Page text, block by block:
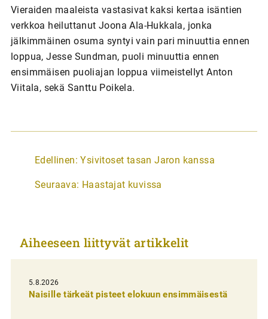
Vieraiden maaleista vastasivat kaksi kertaa isäntien
verkkoa heiluttanut Joona Ala-Hukkala, jonka
jälkimmäinen osuma syntyi vain pari minuuttia ennen
loppua, Jesse Sundman, puoli minuuttia ennen
ensimmäisen puoliajan loppua viimeistellyt Anton
Viitala, sekä Santtu Poikela.
A
t
k
e
l
i
Edellinen: Ysivitoset tasan Jaron kanssa
Seuraava: Haastajat kuvissa
Aiheeseen liittyvät artikkelit
5.8.2026
Naisille tärkeät pisteet elokuun ensimmäisestä